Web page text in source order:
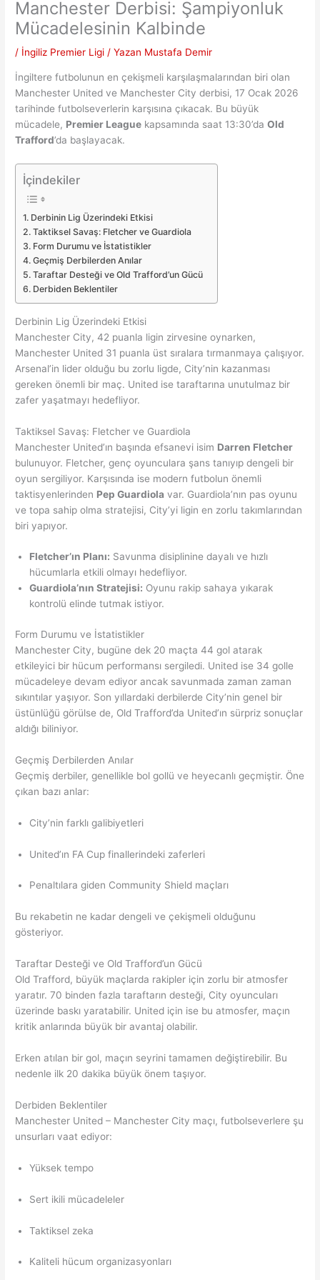
Manchester Derbisi: Şampiyonluk
Mücadelesinin Kalbinde
/ İngiliz Premier Ligi / Yazan Mustafa Demir
İngiltere futbolunun en çekişmeli karşılaşmalarından biri olan
Manchester United ve Manchester City derbisi, 17 Ocak 2026
tarihinde futbolseverlerin karşısına çıkacak. Bu büyük
mücadele, Premier League kapsamında saat 13:30’daOld
Trafford’da başlayacak.
İçindekiler
Derbinin Lig Üzerindeki Etkisi
Taktiksel Savaş: Fletcher ve Guardiola
Form Durumu ve İstatistikler
Geçmiş Derbilerden Anılar
Taraftar Desteği ve Old Trafford’un Gücü
Derbiden Beklentiler
Derbinin Lig Üzerindeki Etkisi
Manchester City, 42 puanla ligin zirvesine oynarken,
Manchester United 31 puanla üst sıralara tırmanmaya çalışıyor.
Arsenal’in lider olduğu bu zorlu ligde, City’nin kazanması
gereken önemli bir maç. United ise taraftarına unutulmaz bir
zafer yaşatmayı hedefliyor.
Taktiksel Savaş: Fletcher ve Guardiola
Manchester United’ın başında efsanevi isim Darren Fletcher
bulunuyor. Fletcher, genç oyunculara şans tanıyıp dengeli bir
oyun sergiliyor. Karşısında ise modern futbolun önemli
taktisyenlerinden Pep Guardiola var. Guardiola’nın pas oyunu
ve topa sahip olma stratejisi, City’yi ligin en zorlu takımlarından
biri yapıyor.
Fletcher’ın Planı: Savunma disiplinine dayalı ve hızlı
hücumlarla etkili olmayı hedefliyor.
Guardiola’nın Stratejisi: Oyunu rakip sahaya yıkarak
kontrolü elinde tutmak istiyor.
Form Durumu ve İstatistikler
Manchester City, bugüne dek 20 maçta 44 gol atarak
etkileyici bir hücum performansı sergiledi. United ise 34 golle
mücadeleye devam ediyor ancak savunmada zaman zaman
sıkıntılar yaşıyor. Son yıllardaki derbilerde City’nin genel bir
üstünlüğü görülse de, Old Trafford’da United’ın sürpriz sonuçlar
aldığı biliniyor.
Geçmiş Derbilerden Anılar
Geçmiş derbiler, genellikle bol gollü ve heyecanlı geçmiştir. Öne
çıkan bazı anlar:
City’nin farklı galibiyetleri
United’ın FA Cup finallerindeki zaferleri
Penaltılara giden Community Shield maçları
Bu rekabetin ne kadar dengeli ve çekişmeli olduğunu
gösteriyor.
Taraftar Desteği ve Old Trafford’un Gücü
Old Trafford, büyük maçlarda rakipler için zorlu bir atmosfer
yaratır. 70 binden fazla taraftarın desteği, City oyuncuları
üzerinde baskı yaratabilir. United için ise bu atmosfer, maçın
kritik anlarında büyük bir avantaj olabilir.
Erken atılan bir gol, maçın seyrini tamamen değiştirebilir. Bu
nedenle ilk 20 dakika büyük önem taşıyor.
Derbiden Beklentiler
Manchester United – Manchester City maçı, futbolseverlere şu
unsurları vaat ediyor:
Yüksek tempo
Sert ikili mücadeleler
Taktiksel zeka
Kaliteli hücum organizasyonları